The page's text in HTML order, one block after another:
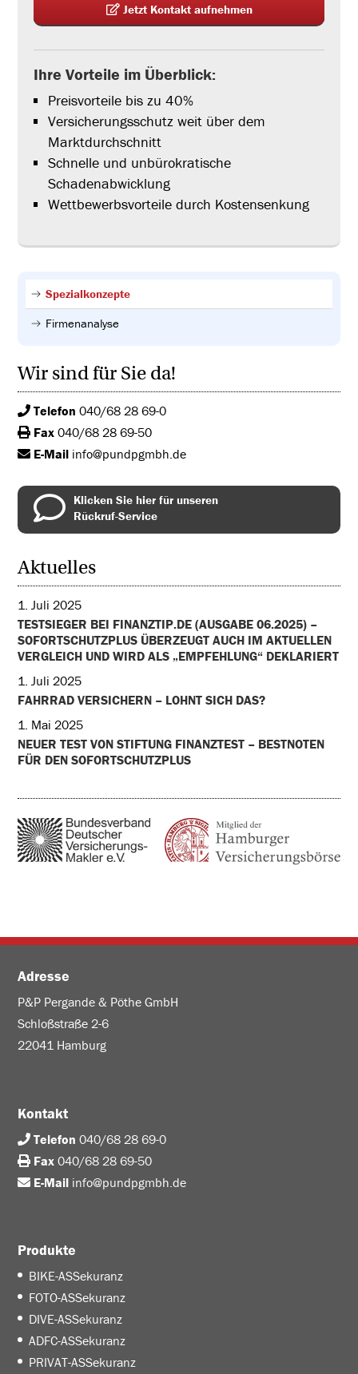
Jetzt Kontakt aufnehmen
Ihre Vorteile im Überblick:
Preisvorteile bis zu 40%
Versicherungsschutz weit über dem
Marktdurchschnitt
Schnelle und unbürokratische
Schadenabwicklung
Wettbewerbsvorteile durch Kostensenkung
Spezialkonzepte
Firmenanalyse
Wir sind für Sie da!
Telefon 040/68 28 69-0
Fax 040/68 28 69-50
E-Mail info@pundpgmbh.de
Klicken Sie hier für unseren
Rückruf-Service
Aktuelles
1. Juli 2025
TESTSIEGER BEI FINANZTIP.DE (AUSGABE 06.2025) –
SOFORTSCHUTZPLUS ÜBERZEUGT AUCH IM AKTUELLEN
VERGLEICH UND WIRD ALS „EMPFEHLUNG“ DEKLARIERT
1. Juli 2025
FAHRRAD VERSICHERN – LOHNT SICH DAS?
1. Mai 2025
NEUER TEST VON STIFTUNG FINANZTEST – BESTNOTEN
FÜR DEN SOFORTSCHUTZPLUS
Adresse
P&P Pergande & Pöthe GmbH
Schloßstraße 2-6
22041 Hamburg
Kontakt
Telefon 040/68 28 69-0
Fax 040/68 28 69-50
E-Mail info@pundpgmbh.de
Produkte
BIKE-ASSekuranz
FOTO-ASSekuranz
DIVE-ASSekuranz
ADFC-ASSekuranz
PRIVAT-ASSekuranz